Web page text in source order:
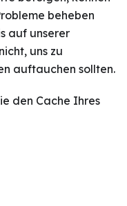
beheben
auf unserer
uns zu
auftauchen sollten.
den Cache Ihres